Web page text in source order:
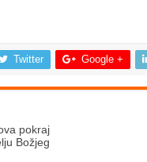
Twitter Google +
pokraj
Božjeg